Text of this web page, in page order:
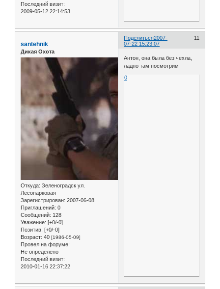
Последний визит:
2009-05-12 22:14:53
Поделиться 11
2007-
07-22 15:23:07
santehnik
Дикая Охота
Откуда: Зеленоградск ул.
Лесопарковая
Зарегистрирован: 2007-06-08
Приглашений: 0
Сообщений: 128
Уважение: [+0/-0]
Позитив: [+0/-0]
Возраст: 40 [1986-05-09]
Провел на форуме:
Не определено
Последний визит:
2010-01-16 22:37:22
Антон, она была без чехла,
ладно там посмотрим
0